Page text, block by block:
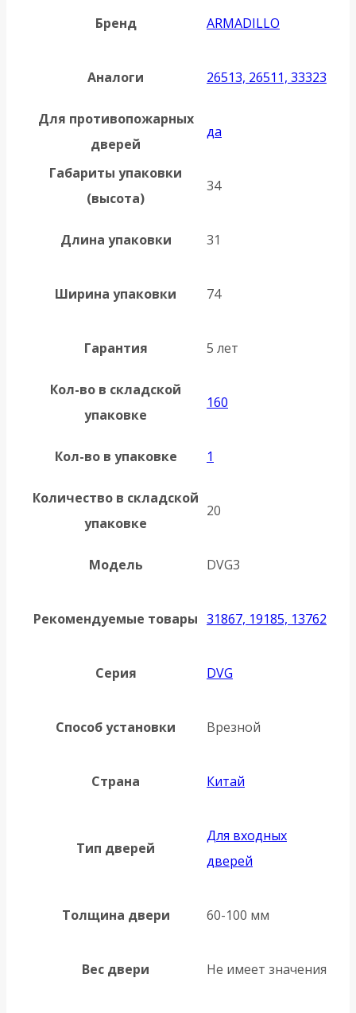
Бренд ARMADILLO
Аналоги 26513, 26511, 33323
Для противопожарных
дверей
да
Габариты упаковки
(высота)
34
Длина упаковки 31
Ширина упаковки 74
Гарантия 5 лет
Кол-во в складской
упаковке
160
Кол-во в упаковке 1
Количество в складской
упаковке
20
Модель DVG3
Рекомендуемые товары 31867, 19185, 13762
Серия DVG
Способ установки Врезной
Страна Китай
Тип дверей
Для входных
дверей
Толщина двери 60-100 мм
Вес двери Не имеет значения